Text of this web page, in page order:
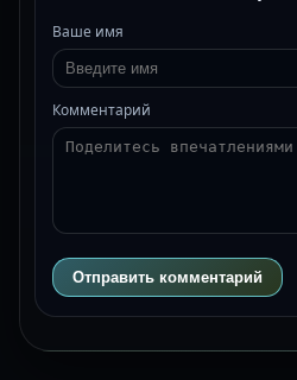
Ваше имя
Комментарий
Отправить комментарий